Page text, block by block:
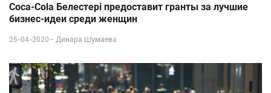
Coca-Cola Белестері предоставит гранты за лучшие
бизнес-идеи среди женщин
25-04-2020– Динара Шумаева